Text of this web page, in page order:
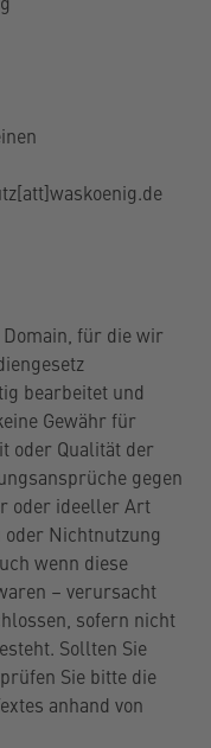
für die wir
bearbeitet und
Gewähr für
oder Qualität der
gegen
oder ideeller Art
Nichtnutzung
wenn diese
– verursacht
sofern nicht
Sollten Sie
Sie bitte die
anhand von